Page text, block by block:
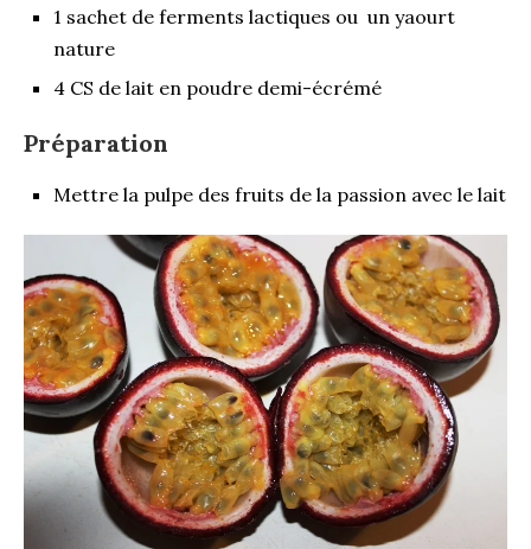
1 sachet de ferments lactiques ou un yaourt
nature
4 CS de lait en poudre demi-écrémé
Préparation
Mettre la pulpe des fruits de la passion avec le lait